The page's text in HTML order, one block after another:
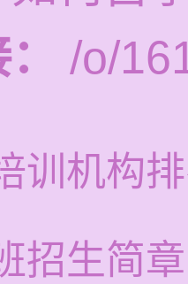
/o/
训机构
招生简章